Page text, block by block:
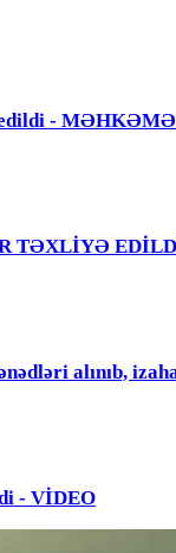
edildi -
TƏXLİYƏ
alınıb,
- VİDEO